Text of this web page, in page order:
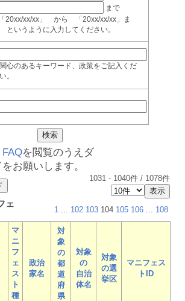
まで
20xx/xx/xx」 から 「20xx/xx/xx」ま
というように入力してください。
心のあるキーワード、政策をご記入くだ
。
FAQを閲覧のうえダ
お願いします。
1031 - 1040件 / 1078件
ェ
1 ... 102 103 104 105 106 ... 108
マ
ニ
フ
ェ
ス
ト
種
政治
家名
対
象
の
都
道
府
県
対象
の
自治
体名
対象
の選
挙区
マニフェス
トID